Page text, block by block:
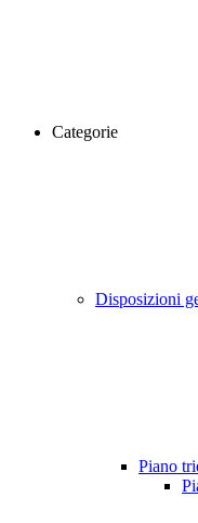
Categorie
Disposizioni
Piano